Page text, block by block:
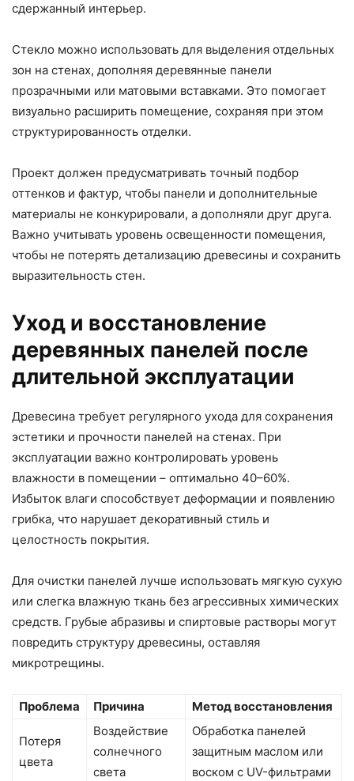
сдержанный интерьер.
Стекло можно использовать для выделения отдельных
зон на стенах, дополняя деревянные панели
прозрачными или матовыми вставками. Это помогает
визуально расширить помещение, сохраняя при этом
структурированность отделки.
Проект должен предусматривать точный подбор
оттенков и фактур, чтобы панели и дополнительные
материалы не конкурировали, а дополняли друг друга.
Важно учитывать уровень освещенности помещения,
чтобы не потерять детализацию древесины и сохранить
выразительность стен.
Уход и восстановление
деревянных панелей после
длительной эксплуатации
Древесина требует регулярного ухода для сохранения
эстетики и прочности панелей на стенах. При
эксплуатации важно контролировать уровень
влажности в помещении – оптимально 40–60%.
Избыток влаги способствует деформации и появлению
грибка, что нарушает декоративный стиль и
целостность покрытия.
Для очистки панелей лучше использовать мягкую сухую
или слегка влажную ткань без агрессивных химических
средств. Грубые абразивы и спиртовые растворы могут
повредить структуру древесины, оставляя
микротрещины.
Проблема Причина Метод восстановления
Потеря
цвета
Воздействие
солнечного
света
Обработка панелей
защитным маслом или
воском с UV-фильтрами